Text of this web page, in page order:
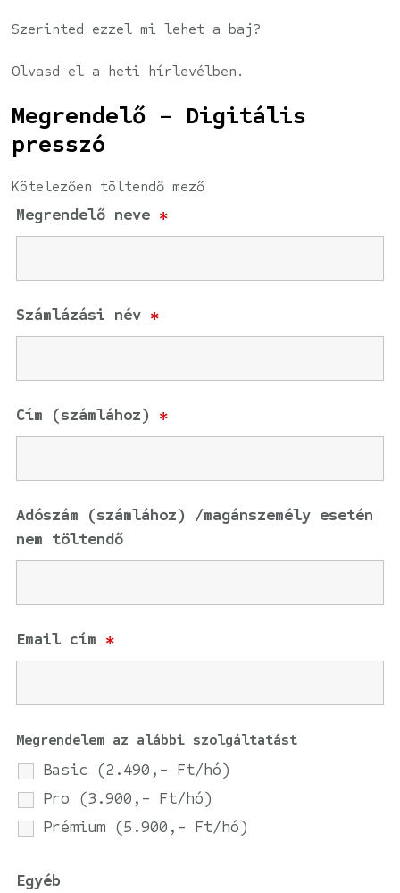
Szerinted ezzel mi lehet a baj?
Olvasd el a heti hírlevélben.
Megrendelő - Digitális
presszó
Kötelezően töltendő mező
Megrendelő neve *
Számlázási név *
Cím (számlához) *
Adószám (számlához) /magánszemély esetén
nem töltendő
Email cím *
Megrendelem az alábbi szolgáltatást
Basic (2.490,- Ft/hó)
Pro (3.900,- Ft/hó)
Prémium (5.900,- Ft/hó)
Egyéb